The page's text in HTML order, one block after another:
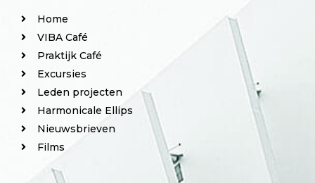
Home
VIBA Café
Praktijk Café
Excursies
Leden projecten
Harmonicale Ellips
Nieuwsbrieven
Films